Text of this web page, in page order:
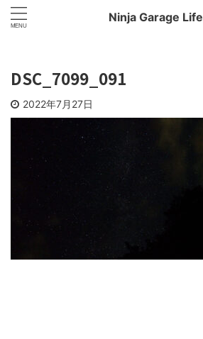
Ninja Garage Life
DSC_7099_091
2022年7月27日